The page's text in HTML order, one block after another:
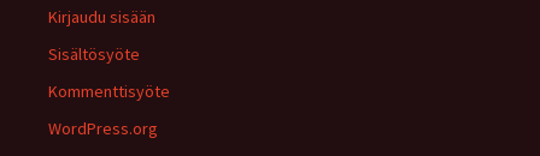
Kirjaudu sisään
Sisältösyöte
Kommenttisyöte
WordPress.org